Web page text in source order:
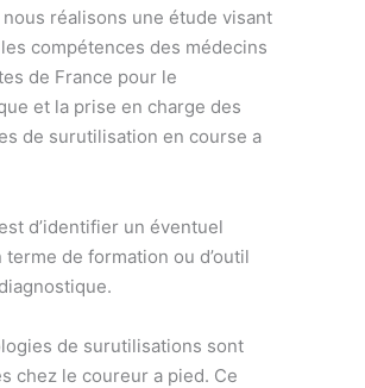
réalisons une étude visant
compétences des médecins
de France pour le
et la prise en charge des
de surutilisation en course a
d’identifier un éventuel
terme de formation ou d’outil
de surutilisations sont
chez le coureur a pied. Ce